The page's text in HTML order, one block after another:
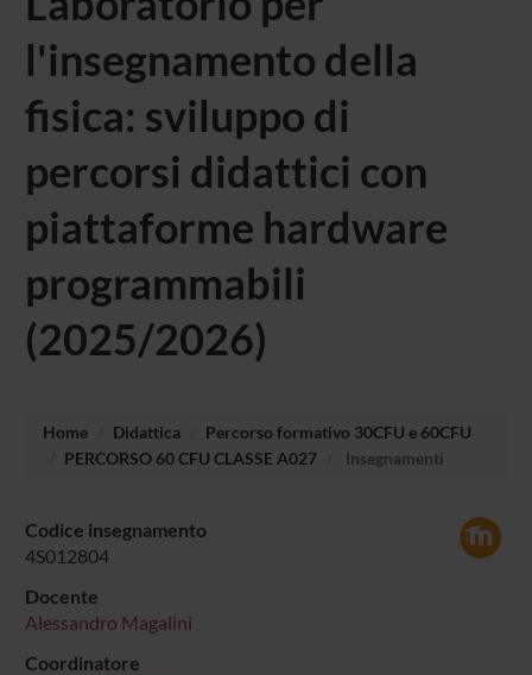
l'insegnamento della
fisica: sviluppo di
percorsi didattici con
piattaforme hardware
programmabili
(2025/2026)
Home Didattica
Percorso formativo 30CFU e 60CFU
PERCORSO 60 CFU CLASSE A027
Insegnamenti
Codice insegnamento
4S012804
Docente
Alessandro Magalini
Coordinatore